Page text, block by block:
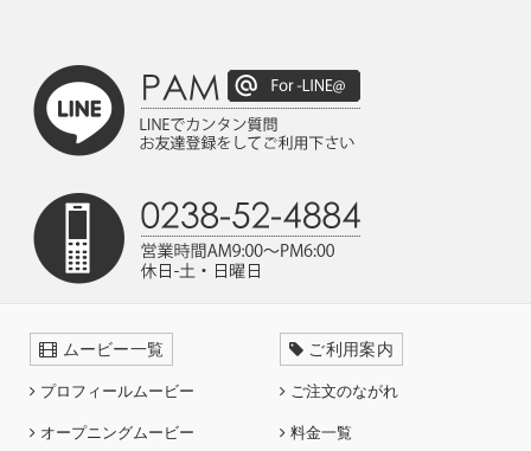
ムービー一覧
プロフィールムービー
オープニングムービー
ご利用案内
ご注文のながれ
料金一覧